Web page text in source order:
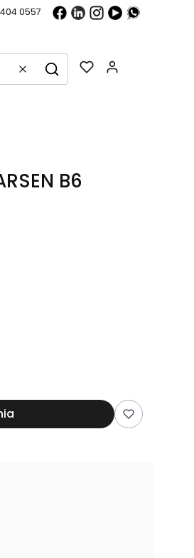
404 0557
WyczyśćSzukaj
B6